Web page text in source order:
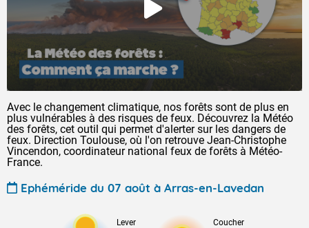
Avec le changement climatique, nos forêts sont de plus en
plus vulnérables à des risques de feux. Découvrez la Météo
des forêts, cet outil qui permet d'alerter sur les dangers de
feux. Direction Toulouse, où l'on retrouve Jean-Christophe
Vincendon, coordinateur national feux de forêts à Météo-
France.
Ephéméride du 07 août à Arras-en-Lavedan
Lever Coucher